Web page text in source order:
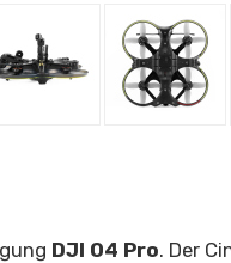
DJI O4 Pro. Der